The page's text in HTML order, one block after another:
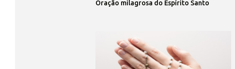
Oração milagrosa do Espírito Santo